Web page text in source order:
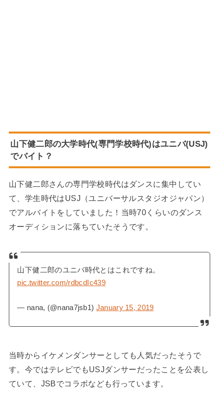
山下健二郎の大学時代(専門学校時代)はユニバ(USJ)
でバイト？
山下健二郎さんの専門学校時代はダンスに集中してい
て、学生時代はUSJ（ユニバーサルスタジオジャパン）
でアルバイトをしていました！当時70くらいのダンス
オーディションに落ちていたそうです。
山下健二郎のユニバ時代とはこれですね。
pic.twitter.com/rdbcdIc439
— nana, (@nana7jsb1) January 15, 2019
当時からイケメンダンサーとしても人気だったそうで
す。今ではテレビでもUSJダンサーだったことを公表し
ていて、JSBでコラボなども行っています。